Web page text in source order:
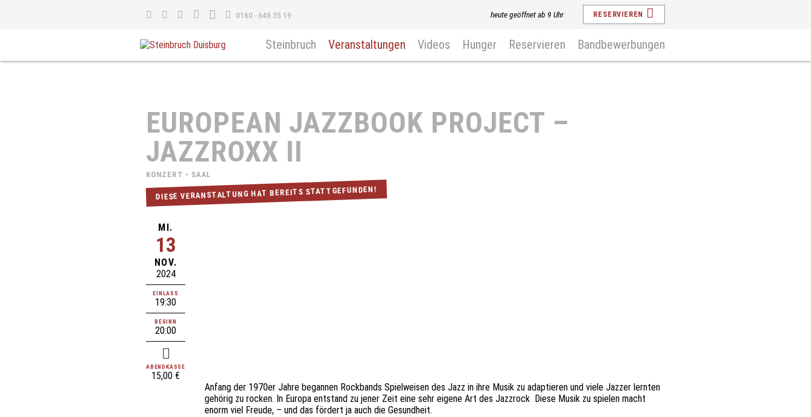
Steinbruch Veranstaltungen Videos Hunger Reservieren Bandbewerbungen
0160 - 648 35 19 heute geöffnet ab 9 Uhr RESERVIEREN
EUROPEAN JAZZBOOK PROJECT –
JAZZROXX II
KONZERT • SAAL
DIESE VERANSTALTUNG HAT BEREITS STATTGEFUNDEN!
MI.
13
NOV.
2024
EINLASS
19:30
BEGINN
20:00
ABENDKASSE
15,00 €
Anfang der 1970er Jahre begannen Rockbands Spielweisen des Jazz in ihre Musik zu adaptieren und viele Jazzer lernten
gehörig zu rocken. In Europa entstand zu jener Zeit eine sehr eigene Art des Jazzrock Diese Musik zu spielen macht
enorm viel Freude, – und das fördert ja auch die Gesundheit.